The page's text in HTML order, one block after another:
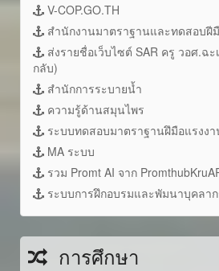
V-COP.GO.TH
สำนักงานมาตราฐานและทดสอบฝี
ส่งรายชื่อเว็บไซต์ SAR ครู วอศ.ฉะ
กลับ)
สำนักการระบายน้ำ
ความรู้ด้านสมุนไพร
ระบบทดสอบมาตราฐานฝึมือแรงงา
MA ระบบ
รวม Promt AI จาก
ระบบการฝึกอบรมและพัมนาบุคลาก
การศึกษา